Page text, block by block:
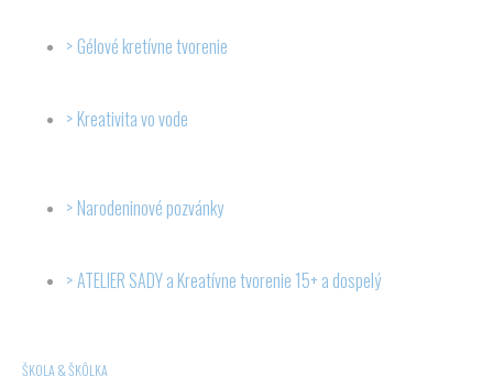
Gélové kretívne tvorenie
Kreativita vo vode
Narodeninové pozvánky
ATELIER SADY a Kreatívne tvorenie 15+ a dospelý
ŠKOLA & ŠKÔLKA